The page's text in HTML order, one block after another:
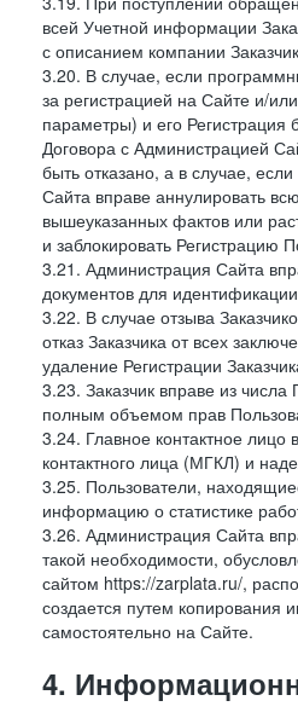
всей Учетной информации
с описанием компании
3.20. В случае, если
за регистрацией на Сайте и/
параметры) и его
Договора с Администрацией
быть отказано, а в случае,
Сайта вправе аннулировать
вышеуказанных фактов или
и заблокировать Регистрацию
3.21. Администрация Сайта
документов для
3.22. В случае отзыва
отказ Заказчика от всех
удаление Регистрации
3.23. Заказчик вправе из
полным объемом прав
3.24. Главное контактное
контактного лица (МГКЛ) и
3.25. Пользователи,
информацию о статистике
3.26. Администрация Сайта
такой необходимости,
сайтом https://zarplata.ru/,
создается путем копирования
самостоятельно на Сайте.
4.